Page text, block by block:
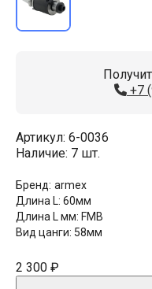
+7
Артикул: 6-0036
Наличие: 7 шт.
Бренд: armex
Длина L: 60мм
Длина L мм: FMB
Вид цанги: 58мм
2 300 ₽